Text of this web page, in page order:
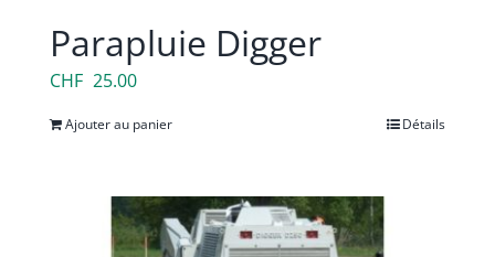
Parapluie Digger
CHF 25.00
Ajouter au panier Détails